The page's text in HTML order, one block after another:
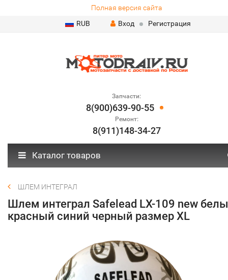
Полная версия сайта
RUB
Вход Регистрация
Запчасти:
8(900)639-90-55
Ремонт:
8(911)148-34-27
Каталог товаров
ШЛЕМ ИНТЕГРАЛ
Шлем интеграл Safelead LX-109 new
красный синий черный размер XL